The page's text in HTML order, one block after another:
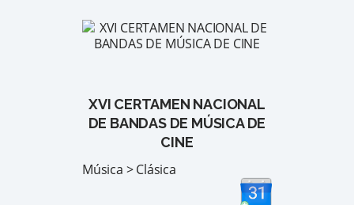
XVI CERTAMEN NACIONAL
DE BANDAS DE MÚSICA DE
CINE
Música > Clásica